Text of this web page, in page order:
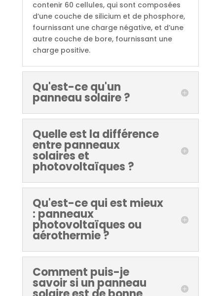
contenir 60 cellules, qui sont composées
d’une couche de silicium et de phosphore,
fournissant une charge négative, et d’une
autre couche de bore, fournissant une
charge positive.
Qu'est-ce qu'un
panneau solaire ?
Quelle est la différence
entre panneaux
solaires et
photovoltaïques ?
Qu'est-ce qui est mieux
: panneaux
photovoltaïques ou
aérothermie ?
Comment puis-je
savoir si un panneau